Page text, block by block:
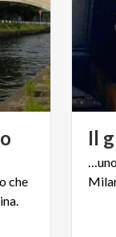
che
Il